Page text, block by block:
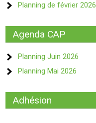
Planning de février 2026
Agenda CAP
Planning Juin 2026
Planning Mai 2026
Adhésion